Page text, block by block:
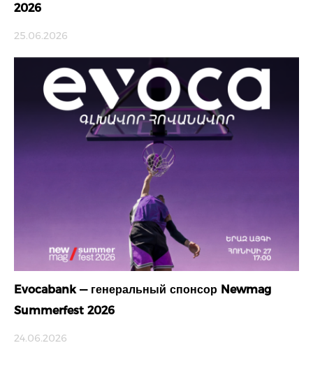
2026
25.06.2026
Evocabank — генеральный спонсор Newmag
Summerfest 2026
24.06.2026